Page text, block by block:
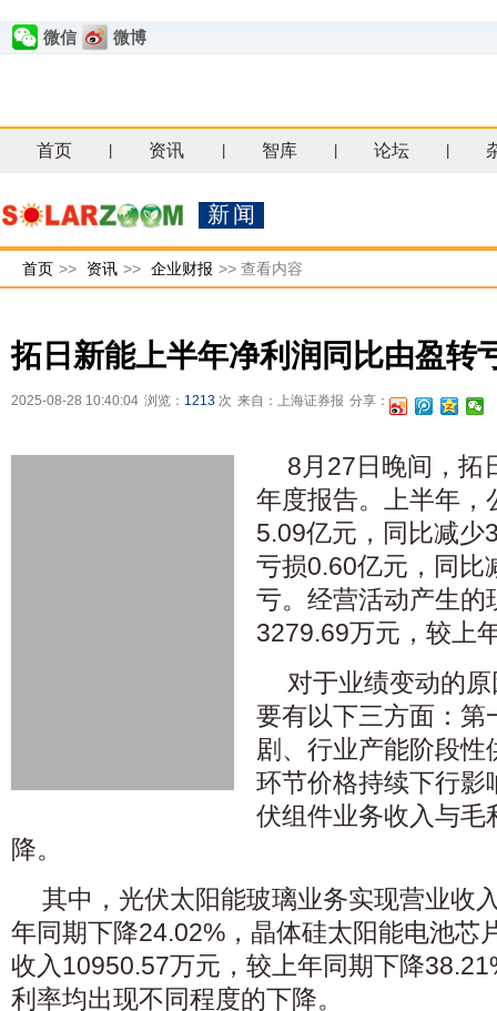
微信 微博
首页 资讯 智库 论坛
新闻
首页 >> 资讯 >> 企业财报 >> 查看内容
拓日新能上半年净利润同比由盈转
2025-08-28 10:40:04 浏览： 1213 次 来自：上海证券报 分享：
8月27日晚间，拓
年度报告。上半年，
5.09亿元，同比减少
亏损0.60亿元，同比
亏。经营活动产生的
3279.69万元，较上
对于业绩变动的
要有以下三方面：第
剧、行业产能阶段
环节价格持续下行影
伏组件业务收入与毛
降。
其中，光伏太阳能玻璃业务实现营业收
年同期下降24.02%，晶体硅太阳能电池芯
收入10950.57万元，较上年同期下降
利率均出现不同程度的下降。